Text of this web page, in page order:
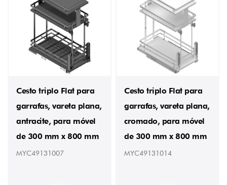
Cesto triplo Flat para
garrafas, vareta plana,
antracite, para móvel
de 300 mm x 800 mm
MYC49131007
Cesto triplo Flat para
garrafas, vareta plana,
cromado, para móvel
de 300 mm x 800 mm
MYC49131014